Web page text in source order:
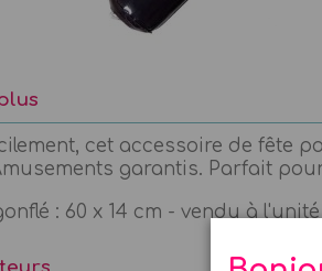
cet accessoire de fête
garantis. Parfait
: 60 x 14 cm - vendu à